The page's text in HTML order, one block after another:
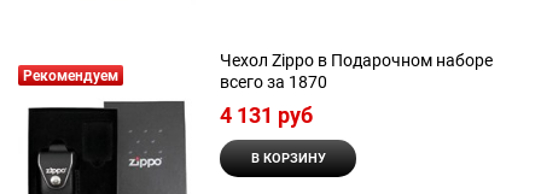
Рекомендуем
Чехол Zippo в Подарочном наборе
всего за 1870
4 131 руб
В КОРЗИНУ